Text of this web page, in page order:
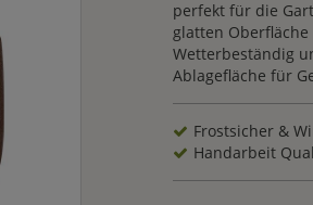
perfekt für die
glatten
Wetterbeständig
Ablagefläche für
Frostsicher &
Handarbeit